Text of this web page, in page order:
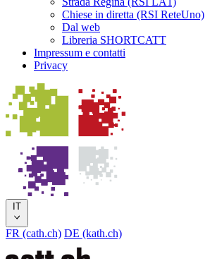
Chiese in diretta (RSI ReteUno)
Dal web
Libreria SHORTCATT
Impressum e contatti
Privacy
IT
FR (cath.ch) DE (kath.ch)